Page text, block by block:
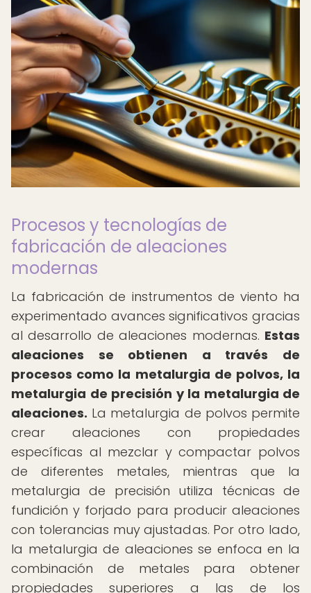
Procesos y tecnologías de
fabricación de aleaciones
modernas
La fabricación de instrumentos de viento ha
experimentado avances significativos gracias
al desarrollo de aleaciones modernas. Estas
aleaciones se obtienen a través de
procesos como la metalurgia de polvos, la
metalurgia de precisión y la metalurgia de
aleaciones. La metalurgia de polvos permite
crear aleaciones con propiedades
específicas al mezclar y compactar polvos
de diferentes metales, mientras que la
metalurgia de precisión utiliza técnicas de
fundición y forjado para producir aleaciones
con tolerancias muy ajustadas. Por otro lado,
la metalurgia de aleaciones se enfoca en la
combinación de metales para obtener
propiedades superiores a las de los